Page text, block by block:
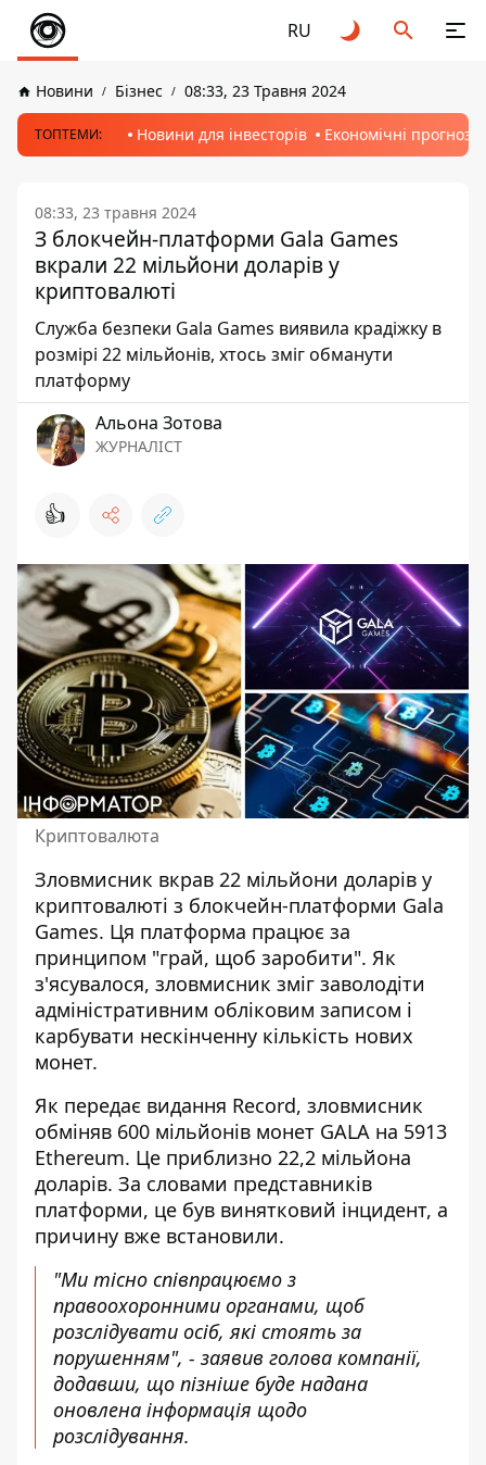
RU
Новини Бізнес 08:33, 23 Травня 2024
ТОПТЕМИ: Новини для інвесторів Економічні прогнози
08:33, 23 травня 2024
З блокчейн-платформи Gala Games
вкрали 22 мільйони доларів у
криптовалюті
Служба безпеки Gala Games виявила крадіжку в
розмірі 22 мільйонів, хтось зміг обманути
платформу
Альона Зотова
ЖУРНАЛІСТ
👍
Криптовалюта
Зловмисник вкрав 22 мільйони доларів у
криптовалюті з блокчейн-платформи Gala
Games. Ця платформа працює за
принципом "грай, щоб заробити". Як
з'ясувалося, зловмисник зміг заволодіти
адміністративним обліковим записом і
карбувати нескінченну кількість нових
монет.
Як передає видання Record, зловмисник
обміняв 600 мільйонів монет GALA на 5913
Ethereum. Це приблизно 22,2 мільйона
доларів. За словами представників
платформи, це був винятковий інцидент, а
причину вже встановили.
"Ми тісно співпрацюємо з
правоохоронними органами, щоб
розслідувати осіб, які стоять за
порушенням", - заявив голова компанії,
додавши, що пізніше буде надана
оновлена інформація щодо
розслідування.